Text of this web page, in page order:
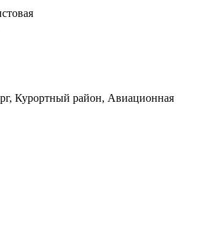
Курортный район, Авиационная